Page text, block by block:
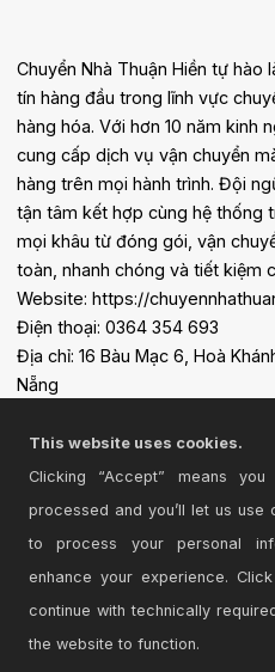
Chuyển Nhà Thuận Hiền tự
tín hàng đầu trong lĩnh vực
hàng hóa. Với hơn 10 năm kinh
cung cấp dịch vụ vận chuyển
hàng trên mọi hành trình. Đội
tận tâm kết hợp cùng hệ thống
mọi khâu từ đóng gói, vận
toàn, nhanh chóng và tiết kiệm
Website: https://
Điện thoại: 0364 354 693
Địa chỉ: 16 Bàu Mạc 6, Hoà
Nẵng
This website uses cookies.
Clicking “Accept” means
processed and you’ll let us
to process your personal
enhance your experience.
continue with technically
the website to function.